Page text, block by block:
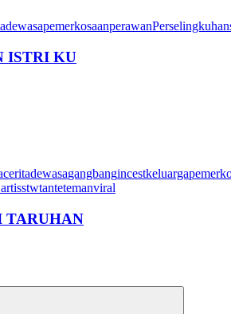
pemerkosaanperawanPerselingkuhan
ISTRI KU
ceritadewasagangbangincestkeluarga
stwtantetemanviral
TARUHAN